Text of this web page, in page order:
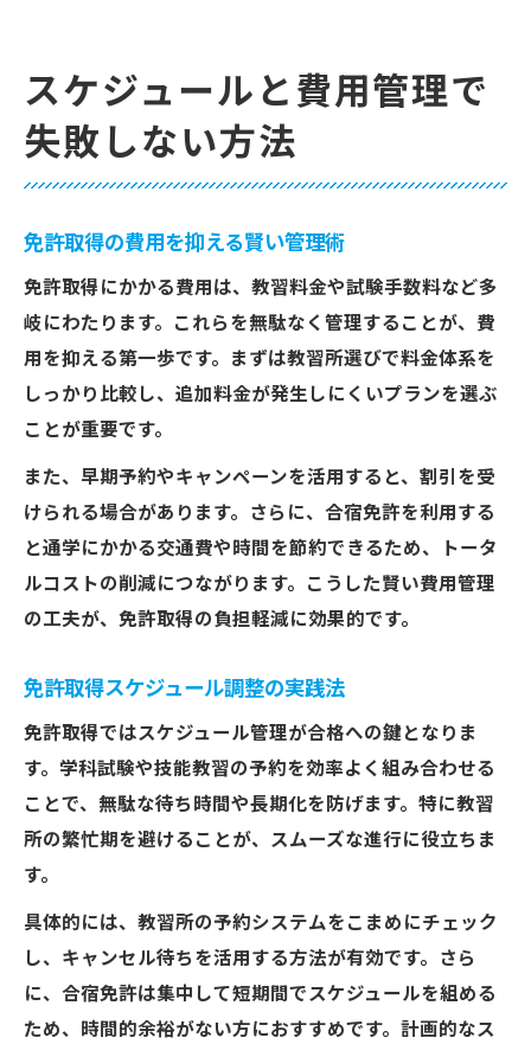
スケジュールと費用管理で
失敗しない方法
免許取得の費用を抑える賢い管理術
免許取得にかかる費用は、教習料金や試験手数料など多
岐にわたります。これらを無駄なく管理することが、費
用を抑える第一歩です。まずは教習所選びで料金体系を
しっかり比較し、追加料金が発生しにくいプランを選ぶ
ことが重要です。
また、早期予約やキャンペーンを活用すると、割引を受
けられる場合があります。さらに、合宿免許を利用する
と通学にかかる交通費や時間を節約できるため、トータ
ルコストの削減につながります。こうした賢い費用管理
の工夫が、免許取得の負担軽減に効果的です。
免許取得スケジュール調整の実践法
免許取得ではスケジュール管理が合格への鍵となりま
す。学科試験や技能教習の予約を効率よく組み合わせる
ことで、無駄な待ち時間や長期化を防げます。特に教習
所の繁忙期を避けることが、スムーズな進行に役立ちま
す。
具体的には、教習所の予約システムをこまめにチェック
し、キャンセル待ちを活用する方法が有効です。さら
に、合宿免許は集中して短期間でスケジュールを組める
ため、時間的余裕がない方におすすめです。計画的なス